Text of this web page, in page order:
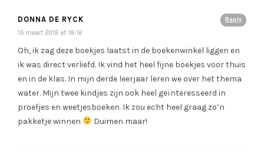
Reply
DONNA DE RYCK
15 maart 2018 at 18:16
Oh, ik zag deze boekjes laatst in de boekenwinkel liggen en
ik was direct verliefd. Ik vind het heel fijne boekjes voor thuis
en in de klas. In mijn derde leerjaar leren we over het thema
water. Mijn twee kindjes zijn ook heel geïnteresseerd in
proefjes en weetjesboeken. Ik zou echt heel graag zo’n
pakketje winnen
Duimen maar!